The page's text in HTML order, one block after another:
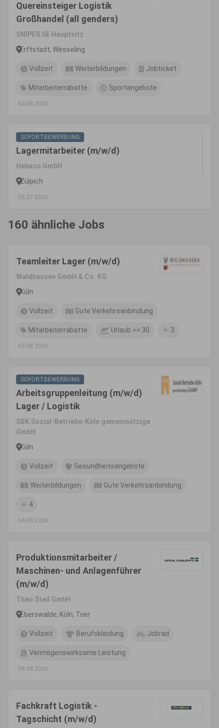
Quereinsteiger Logistik
Großhandel (all genders)
SNIPES SE Hauptsitz
Erftstadt, Wesseling
Vollzeit Weiterbildungen Jobticket
Mitarbeiterrabatte Sportangebote
04.08.2026
SOFORTBEWERBUNG
Lagermitarbeiter (m/w/d)
Hebaco GmbH
Zülpich
25.07.2026
160 ähnliche Jobs
Teamleiter Lager (m/w/d)
Waldhausen GmbH & Co. KG
Köln
Vollzeit Gute Verkehrsanbindung
Mitarbeiterrabatte Urlaub >= 30 3
03.08.2026
SOFORTBEWERBUNG
Arbeitsgruppenleitung (m/w/d)
Lager / Logistik
SBK Sozial-Betriebe-Köln gemeinnützige
GmbH
Köln
Vollzeit Gesundheitsangebote
Weiterbildungen Gute Verkehrsanbindung
4
04.08.2026
Produktionsmitarbeiter /
Maschinen- und Anlagenführer
(m/w/d)
Theo Steil GmbH
Eberswalde, Köln, Trier
Vollzeit Berufskleidung Jobrad
Vermögenswirksame Leistung
08.08.2026
Fachkraft Logistik -
Tagschicht (m/w/d)